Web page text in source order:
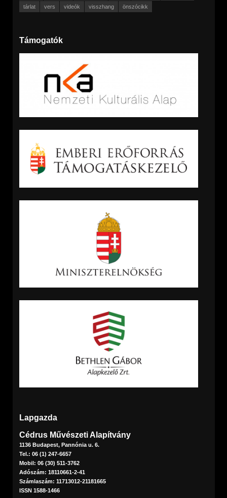
tárlat
vers videók visszhang önszócikk
Támogatók
Lapgazda
Cédrus Művészeti Alapítvány
1136 Budapest, Pannónia u. 6.
Tel.: 06 (1) 247-6657
Mobil: 06 (30) 511-3762
Adószám: 18110661-2-41
Számlaszám: 11713012-21181665
ISSN 1588-1466